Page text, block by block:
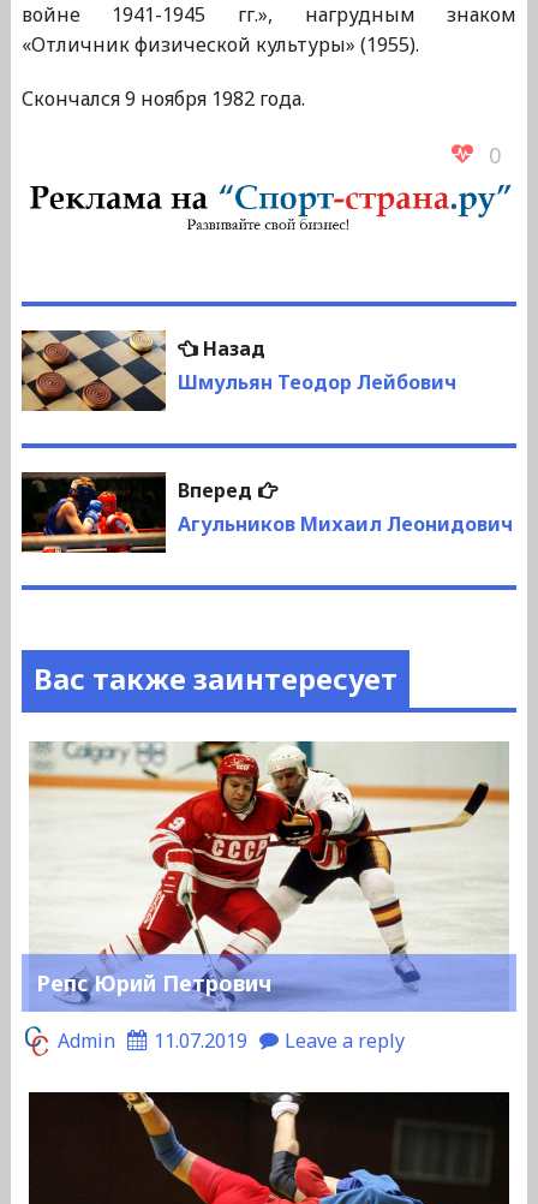
войне 1941-1945 гг.», нагрудным знаком
«Отличник физической культуры» (1955).
Скончался 9 ноября 1982 года.
0
Навигация
по
записям
НазадПредыдущая
запись:
Шмульян Теодор Лейбович
Вперед
Следующая
запись:
Агульников Михаил Леонидович
Вас также заинтересует
Репс Юрий Петрович
Admin 11.07.2019 Leave a reply